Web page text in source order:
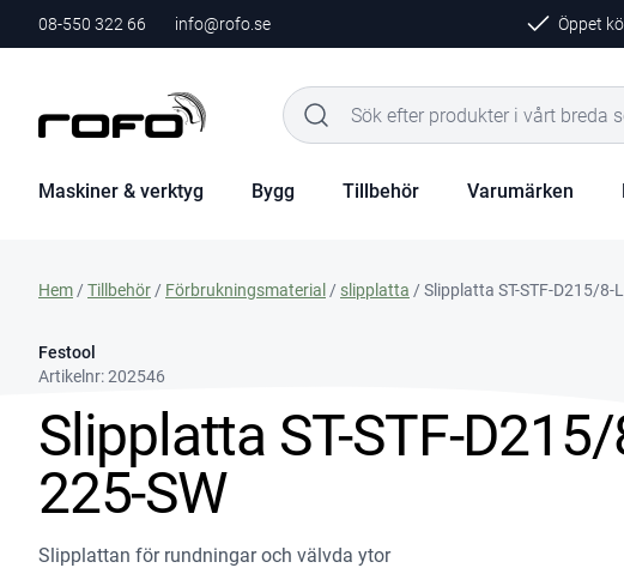
08-550 322 66 info@rofo.se Öppet
Maskiner & verktyg Bygg Tillbehör Varumärken
Hem /Tillbehör / Förbrukningsmaterial / slipplatta / Slipplatta ST-STF-D215/8-
Festool
Artikelnr:202546
Slipplatta ST-STF-
225-SW
Slipplattan för rundningar och välvda ytor